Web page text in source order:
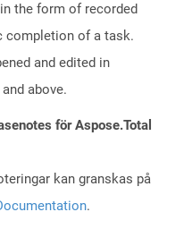
the form of recorded
of a task.
and edited in
above.
för Aspose.Total
kan granskas på
.